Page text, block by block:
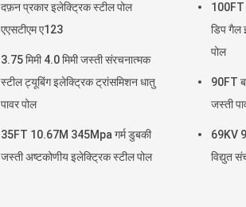
दफ़न प्रकार इलेक्ट्रिक स्टील पोल
एएसटीएम ए123
3.75 मिमी 4.0 मिमी जस्ती संरचनात्मक
स्टील ट्यूबिंग इलेक्ट्रिक ट्रांसमिशन धातु
पावर पोल
35FT 10.67M 345Mpa गर्म डुबकी
जस्ती अष्टकोणीय इलेक्ट्रिक स्टील पोल
100FT
डिप गैल
पोल
90FT
जस्ती
69KV
विद्युत